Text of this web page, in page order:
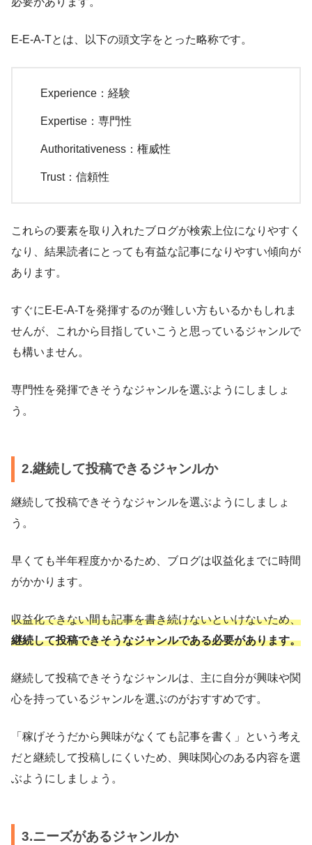
E-E-A-Tとは、以下の頭文字をとった略称です。
Experience：経験
Expertise：専門性
Authoritativeness：権威性
Trust：信頼性
これらの要素を取り入れたブログが検索上位になりやすく
なり、結果読者にとっても有益な記事になりやすい傾向が
あります。
すぐにE-E-A-Tを発揮するのが難しい方もいるかもしれま
せんが、これから目指していこうと思っているジャンルで
も構いません。
専門性を発揮できそうなジャンルを選ぶようにしましょ
う。
2.継続して投稿できるジャンルか
継続して投稿できそうなジャンルを選ぶようにしましょ
う。
早くても半年程度かかるため、ブログは収益化までに時間
がかかります。
収益化できない間も記事を書き続けないといけないため、
継続して投稿できそうなジャンルである必要があります。
継続して投稿できそうなジャンルは、主に自分が興味や関
心を持っているジャンルを選ぶのがおすすめです。
「稼げそうだから興味がなくても記事を書く」という考え
だと継続して投稿しにくいため、興味関心のある内容を選
ぶようにしましょう。
3.ニーズがあるジャンルか